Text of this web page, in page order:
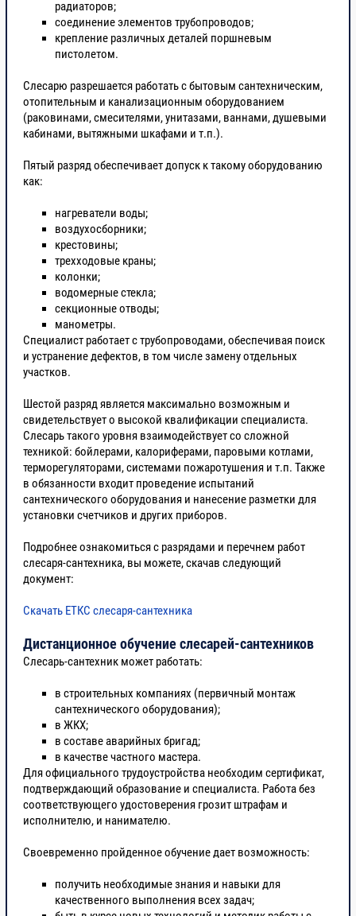
радиаторов;
соединение элементов трубопроводов;
крепление различных деталей поршневым
пистолетом.
Слесарю разрешается работать с бытовым сантехническим,
отопительным и канализационным оборудованием
(раковинами, смесителями, унитазами, ваннами, душевыми
кабинами, вытяжными шкафами и т.п.).
Пятый разряд обеспечивает допуск к такому оборудованию
как:
нагреватели воды;
воздухосборники;
крестовины;
трехходовые краны;
колонки;
водомерные стекла;
секционные отводы;
манометры.
Специалист работает с трубопроводами, обеспечивая поиск
и устранение дефектов, в том числе замену отдельных
участков.
Шестой разряд является максимально возможным и
свидетельствует о высокой квалификации специалиста.
Слесарь такого уровня взаимодействует со сложной
техникой: бойлерами, калориферами, паровыми котлами,
терморегуляторами, системами пожаротушения и т.п. Также
в обязанности входит проведение испытаний
сантехнического оборудования и нанесение разметки для
установки счетчиков и других приборов.
Подробнее ознакомиться с разрядами и перечнем работ
слесаря-сантехника, вы можете, скачав следующий
документ:
Скачать ЕТКС слесаря-сантехника
Дистанционное обучение слесарей-сантехников
Слесарь-сантехник может работать:
в строительных компаниях (первичный монтаж
сантехнического оборудования);
в ЖКХ;
в составе аварийных бригад;
в качестве частного мастера.
Для официального трудоустройства необходим сертификат,
подтверждающий образование и специалиста. Работа без
соответствующего удостоверения грозит штрафам и
исполнителю, и нанимателю.
Своевременно пройденное обучение дает возможность:
получить необходимые знания и навыки для
качественного выполнения всех задач;